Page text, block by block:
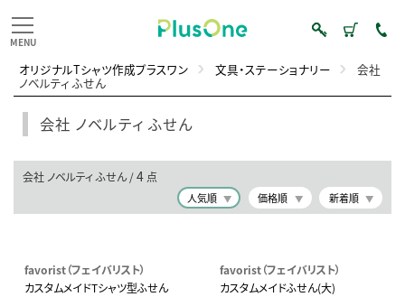
オリジナルTシャツ作成プラスワン 文具・ステーショナリー 会社
ノベルティ ふせん
会社 ノベルティ ふせん
会社 ノベルティ ふせん /4点
人気順 価格順 新着順
favorist（フェイバリスト）
カスタムメイドTシャツ型ふせん
favorist（フェイバリスト）
カスタムメイドふせん(大)